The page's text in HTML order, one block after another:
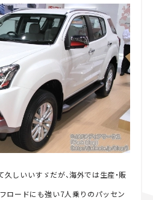
しいいすゞだが、海外では生産・販
ロードにも強い7人乗りのパッセン